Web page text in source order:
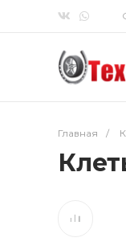
Главная /